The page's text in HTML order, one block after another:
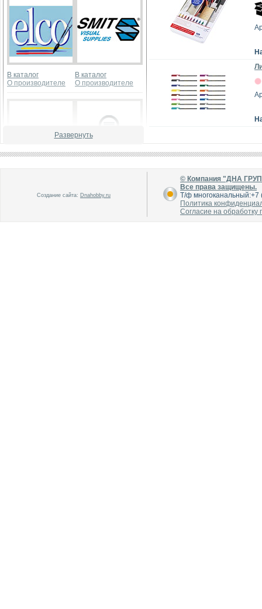
В каталог
О производителе
В каталог
О производителе
Развернуть
Создание сайта: Dnahobby.ru
© Компания "ДНА
Все права защищены.
Т/ф
Политика
Согласие на